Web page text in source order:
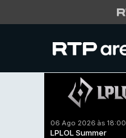
06 Ago 2026 às 18:00
LPLOL Summer